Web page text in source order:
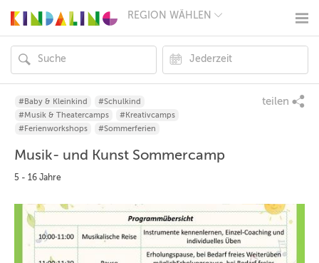
REGION WÄHLEN
MÜNCHEN
HAMBURG
FRANKFURT
KÖLN
DÜSSELDORF
STUTTGART
ESSEN
LEIPZIG
ZÜRICH
ANDERE
REGIONEN
#Baby & Kleinkind
#Schulkind
#Musik & Theatercamps
#Kreativcamps
#Ferienworkshops
#Sommerferien
teilen
Musik- und Kunst Sommercamp
5 - 16 Jahre